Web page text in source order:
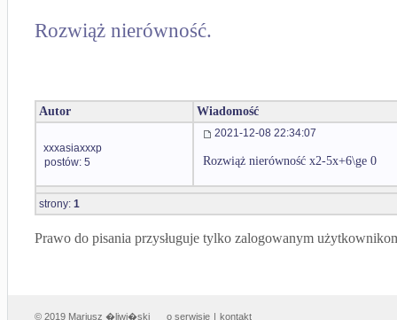
Rozwiąż nierówność.
Autor Wiadomość
xxxasiaxxxp
postów: 5
2021-12-08 22:34:07
Rozwiąż nierówność x2-5x+6\ge 0
strony: 1
Prawo do pisania przysługuje tylko zalogowanym
© 2019 Mariusz �liwi�ski o serwisie | kontakt